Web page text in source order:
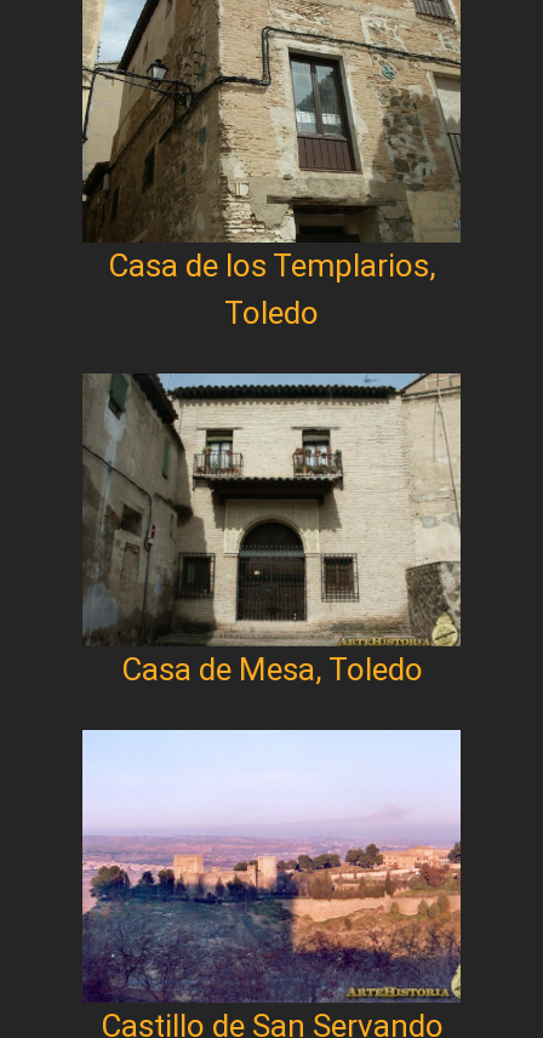
Casa de los Templarios,
Toledo
Casa de Mesa, Toledo
Castillo de San Servando